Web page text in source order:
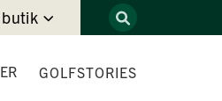
butik
GOLFSTORIES